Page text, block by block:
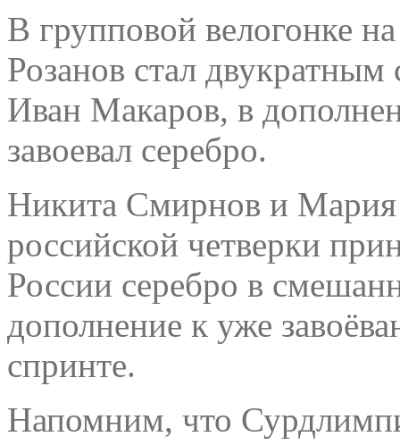
В групповой велогонке
Розанов стал
Иван Макаров, в
завоевал серебро.
Никита Смирнов и Мария
российской четверки
России серебро в
дополнение к уже
спринте.
Напомним, что